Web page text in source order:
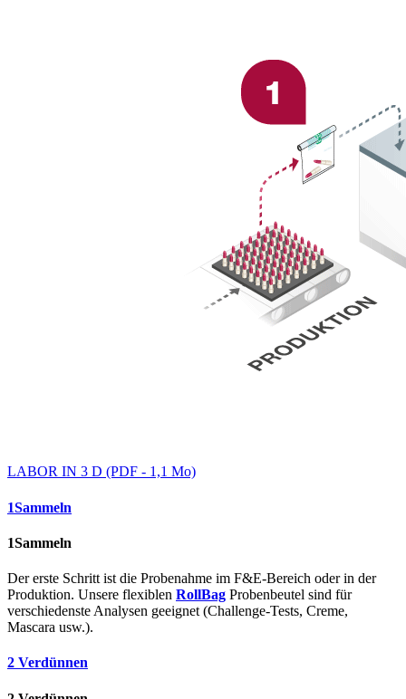
LABOR IN 3 D (PDF - 1,1 Mo)
1Sammeln
1Sammeln
Der erste Schritt ist die Probenahme im F&E-Bereich oder in der
Produktion. Unsere flexiblen RollBag Probenbeutel sind für
verschie­denste Analysen geeignet (Challenge-Tests, Creme,
Mascara usw.).
2 Verdünnen